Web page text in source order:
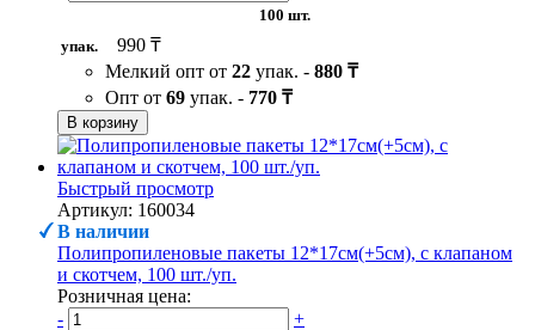
100 шт.
упак.
990 ₸
Мелкий опт от 22 упак. - 880 ₸
Опт от 69 упак. - 770 ₸
В корзину
Быстрый просмотр
Артикул: 160034
В наличии
Полипропиленовые пакеты 12*17см(+5см), с клапаном
и скотчем, 100 шт./уп.
Розничная цена:
-
+